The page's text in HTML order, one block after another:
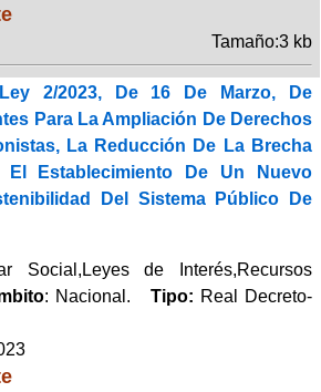
Tamaño:3 kb
Ley 2/2023, De 16 De Marzo, De
Para La Ampliación De Derechos
La Reducción De La Brecha
El Establecimiento De Un Nuevo
Del Sistema Público De
Social,Leyes de Interés,Recursos
: Nacional. Tipo: Real Decreto-